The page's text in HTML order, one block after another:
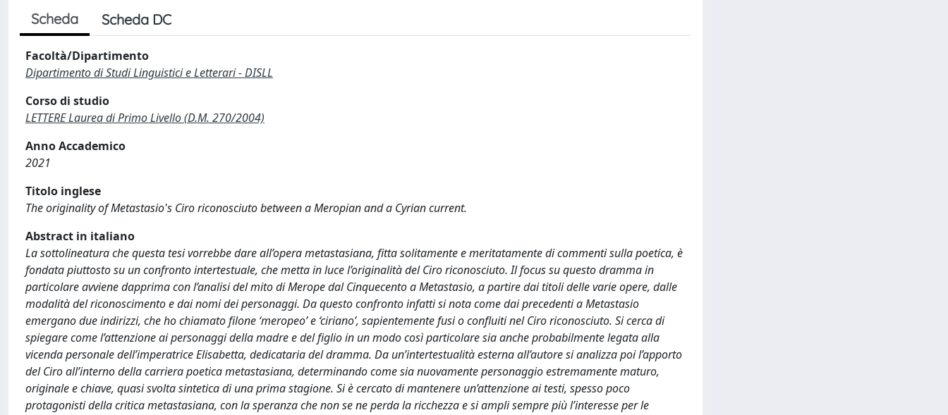
Scheda Scheda DC
Facoltà/Dipartimento
Dipartimento di Studi Linguistici e Letterari - DISLL
Corso di studio
LETTERE Laurea di Primo Livello (D.M. 270/2004)
Anno Accademico
2021
Titolo inglese
The originality of Metastasio's Ciro riconosciuto between a Meropian and a Cyrian current.
Abstract in italiano
La sottolineatura che questa tesi vorrebbe dare all’opera metastasiana, fitta solitamente e meritatamente di commenti sulla poetica, è
fondata piuttosto su un confronto intertestuale, che metta in luce l’originalità del Ciro riconosciuto. Il focus su questo dramma in
particolare avviene dapprima con l’analisi del mito di Merope dal Cinquecento a Metastasio, a partire dai titoli delle varie opere, dalle
modalità del riconoscimento e dai nomi dei personaggi. Da questo confronto infatti si nota come dai precedenti a Metastasio
emergano due indirizzi, che ho chiamato filone ‘meropeo’ e ‘ciriano’, sapientemente fusi o confluiti nel Ciro riconosciuto. Si cerca di
spiegare come l’attenzione ai personaggi della madre e del figlio in un modo così particolare sia anche probabilmente legata alla
vicenda personale dell’imperatrice Elisabetta, dedicataria del dramma. Da un’intertestualità esterna all’autore si analizza poi l’apporto
del Ciro all’interno della carriera poetica metastasiana, determinando come sia nuovamente personaggio estremamente maturo,
originale e chiave, quasi svolta sintetica di una prima stagione. Si è cercato di mantenere un’attenzione ai testi, spesso poco
protagonisti della critica metastasiana, con la speranza che non se ne perda la ricchezza e si ampli sempre più l’interesse per le